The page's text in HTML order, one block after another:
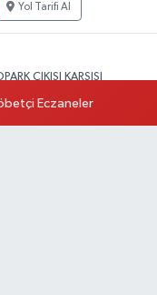
Yol Tarifi Al
ÇIKIŞI KARŞISI
OTOPARK ÇIKIŞI KARŞISI)
Eczaneler